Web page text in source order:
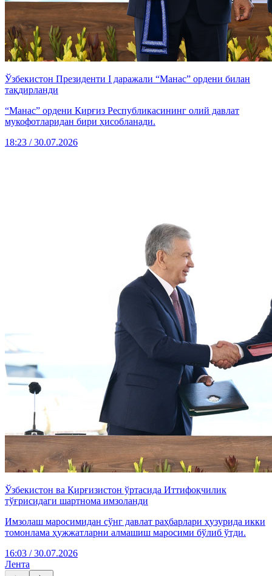
Ўзбекистон Президенти I даражали “Манас” ордени билан
тақдирланди
“Манас” ордени Қирғиз Республикасининг олий давлат
мукофотларидан бири ҳисобланади.
18:23 / 30.07.2026
Ўзбекистон ва Қирғизистон ўртасида Иттифоқчилик
тўғрисидаги шартнома имзоланди
Имзолаш маросимидан сўнг давлат раҳбарлари ҳузурида икки
томонлама ҳужжатларни алмашиш маросими бўлиб ўтди.
16:03 / 30.07.2026
Лента